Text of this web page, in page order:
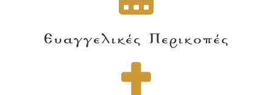
Ευαγγελικές Περικοπές